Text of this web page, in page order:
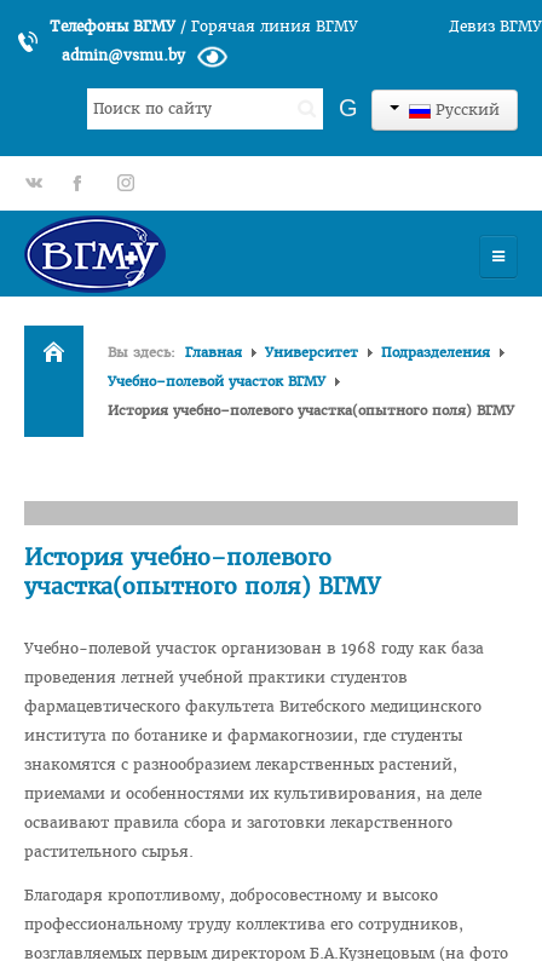
Телефоны ВГМУ/ Горячая линия ВГМУ
Девиз ВГМУ
admin@vsmu.by
Русский
Искать... G
gp fb tt
УНИВЕРСИТЕТ
История университета
Структура ВГМУ
Факультеты
Педиатрический факультет
Стоматологический
Подготовки иностранных граждан
Довузовской подготовки
ФПКиП по педагогике и психологии
Повышения квалификации и переподготовки кадров
Подразделения
Вы здесь: Главная Университет
Подразделения
Учебно–полевой участок ВГМУ
История учебно–полевого участка(опытного поля) ВГМУ
История учебно–полевого
участка(опытного поля) ВГМУ
Учебно-полевой участок организован в 1968 году как база
проведения летней учебной практики студентов
фармацевтического факультета Витебского медицинского
института по ботанике и фармакогнозии, где студенты
знакомятся с разнообразием лекарственных растений,
приемами и особенностями их культивирования, на деле
осваивают правила сбора и заготовки лекарственного
растительного сырья.
Благодаря кропотливому, добросовестному и высоко
профессиональному труду коллектива его сотрудников,
возглавляемых первым директором Б.А.Кузнецовым (на фото